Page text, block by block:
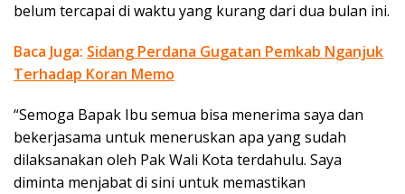
belum tercapai di waktu yang kurang dari dua bulan ini.
Baca Juga: Sidang Perdana Gugatan Pemkab Nganjuk
Terhadap Koran Memo
“Semoga Bapak Ibu semua bisa menerima saya dan
bekerjasama untuk meneruskan apa yang sudah
dilaksanakan oleh Pak Wali Kota terdahulu. Saya
diminta menjabat di sini untuk memastikan